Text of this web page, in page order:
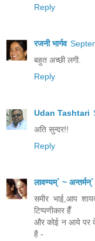
Reply
रजनी भार्गव
बहुत अच्छी लगी.
Reply
Udan Tashtari
अति सुन्दर!!
Reply
लावण्यम्` ~ अन्तर्मन्`
समीर भाई,आप
टिप्पणीकार हैँ
और कोई न आये पर
है -